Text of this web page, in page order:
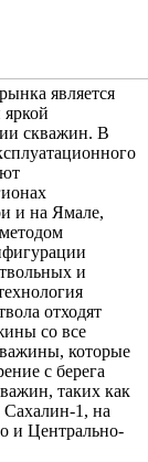
является
скважин. В
и на Ямале,
и
отходят
со все
которые
с берега
таких как
1, на
и Центрально-